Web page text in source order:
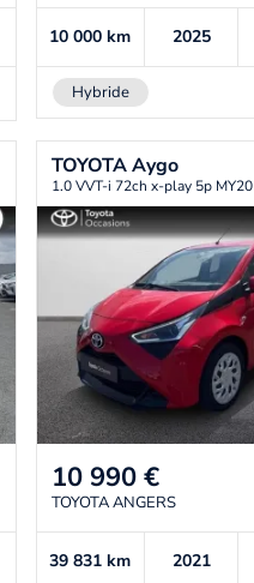
10 000km 2025
Hybride
TOYOTAAygo
1.0 VVT-i 72ch x-play 5p MY20
10 990 €
TOYOTA ANGERS
39 831km 2021